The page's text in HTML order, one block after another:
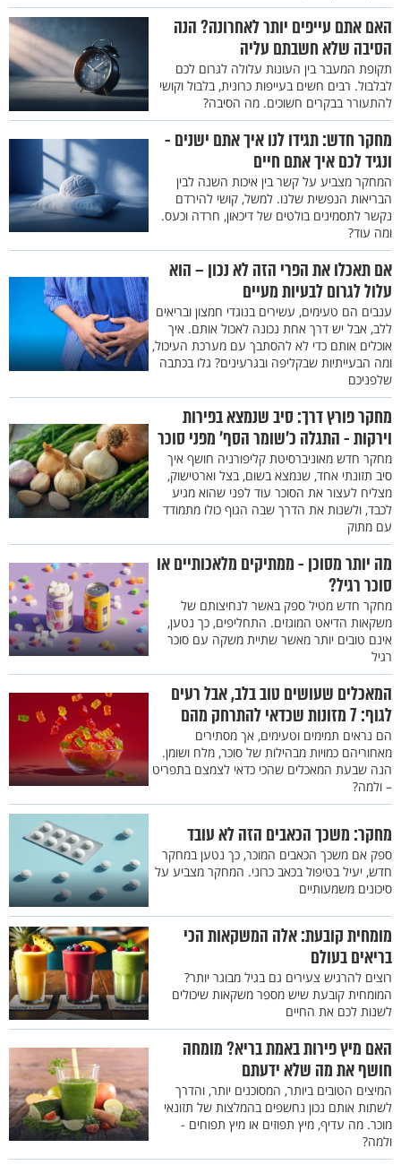
האם אתם עייפים יותר לאחרונה? הנה
הסיבה שלא חשבתם עליה
תקופת המעבר בין העונות עלולה לגרום לכם
לבלבול. רבים חשים בעייפות כרונית, בלבול וקושי
להתעורר בבקרים חשוכים. מה הסיבה?
מחקר חדש: תגידו לנו איך אתם ישנים -
ונגיד לכם איך אתם חיים
המחקר מצביע על קשר בין איכות השנה לבין
הבריאות הנפשית שלנו. למשל, קושי להירדם
נקשר לתסמינים בולטים של דיכאון, חרדה וכעס.
ומה עוד?
אם תאכלו את הפרי הזה לא נכון – הוא
עלול לגרום לבעיות מעיים
ענבים הם טעימים, עשירים בנוגדי חמצון ובריאים
ללב, אבל יש דרך אחת נכונה לאכול אותם. איך
אוכלים אותם כדי לא להסתבך עם מערכת העיכול,
ומה הבעייתיות שבקליפה ובגרעינים? גלו בכתבה
שלפניכם
מחקר פורץ דרך: סיב שנמצא בפירות
וירקות - התגלה כ'שומר הסף' מפני סוכר
מחקר חדש מאוניברסיטת קליפורניה חושף איך
סיב תזונתי אחד, שנמצא בשום, בצל וארטישוק,
מצליח לעצור את הסוכר עוד לפני שהוא מגיע
לכבד, ולשנות את הדרך שבה הגוף כולו מתמודד
עם מתוק
מה יותר מסוכן - ממתיקים מלאכותיים או
סוכר רגיל?
מחקר חדש מטיל ספק באשר לנחיצותם של
משקאות הדיאט המוגזים. התחליפים, כך נטען,
אינם טובים יותר מאשר שתיית משקה עם סוכר
רגיל
המאכלים שעושים טוב בלב, אבל רעים
לגוף: 7 מזונות שכדאי להתרחק מהם
הם נראים תמימים וטעימים, אך מסתירים
מאחוריהם כמויות מבהילות של סוכר, מלח ושומן.
הנה שבעת המאכלים שהכי כדאי לצמצם בתפריט
– ולמה?
מחקר: משכך הכאבים הזה לא עובד
ספק אם משכך הכאבים המוכר, כך נטען במחקר
חדש, יעיל בטיפול בכאב כרוני. המחקר מצביע על
סיכונים משמעותיים
מומחית קובעת: אלה המשקאות הכי
בריאים בעולם
רוצים להרגיש צעירים גם בגיל מבוגר יותר?
המומחית קובעת שיש מספר משקאות שיכולים
לשנות לכם את החיים
האם מיץ פירות באמת בריא? מומחה
חושף את מה שלא ידעתם
המיצים הטובים ביותר, המסוכנים יותר, והדרך
לשתות אותם נכון נחשפים בהמלצות של תזונאי
מוכר. מה עדיף, מיץ תפוזים או מיץ תפוחים -
ולמה?